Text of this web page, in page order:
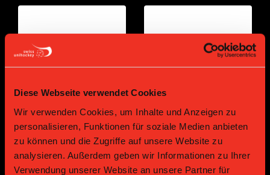
Diese Webseite verwendet Cookies
Wir verwenden Cookies, um Inhalte und Anzeigen zu
personalisieren, Funktionen für soziale Medien anbieten
zu können und die Zugriffe auf unsere Website zu
analysieren. Außerdem geben wir Informationen zu Ihrer
Verwendung unserer Website an unsere Partner für
Gold Partner Gold Partner